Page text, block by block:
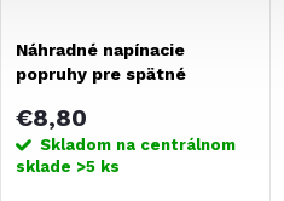
Náhradné napínacie
popruhy pre spätné
€8,80
Skladom na centrálnom
sklade >5 ks